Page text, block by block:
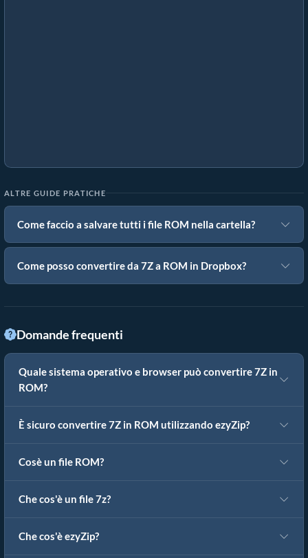
ALTRE GUIDE PRATICHE
Come faccio a salvare tutti i file ROM nella cartella?
Come posso convertire da 7Z a ROM in Dropbox?
Domande frequenti
Quale sistema operativo e browser può convertire 7Z in
ROM?
È sicuro convertire 7Z in ROM utilizzando ezyZip?
Cosè un file ROM?
Che cos'è un file 7z?
Che cos'è ezyZip?